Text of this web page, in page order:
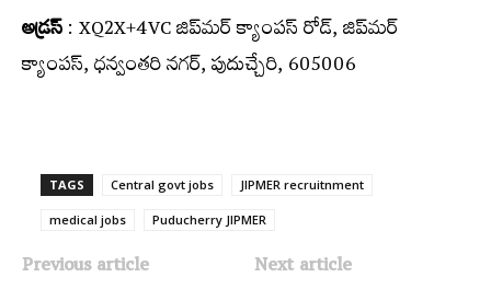
అడ్ర‌స్: XQ2X+4VC జిప్‌మర్‌ క్యాంపస్ రోడ్, జిప్‌మర్‌
క్యాంపస్, ధన్వంతరి నగర్, పుదుచ్చేరి, 605006
TAGS Central govt jobs JIPMER recruitnment
medical jobs Puducherry JIPMER
Previous article
Next article